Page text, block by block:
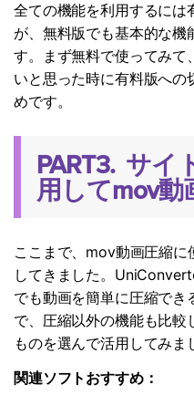
全ての機能を利用するには
が、無料版でも基本的な機
す。まず無料で使ってみて
いと思った時に有料版への
めです。
PART3. サイ
用してmov動
ここまで、mov動画圧縮に
してきました。
でも動画を簡単に圧縮で
で、圧縮以外の機能も比較
ものを選んで活用してみま
関連ソフトおすすめ：